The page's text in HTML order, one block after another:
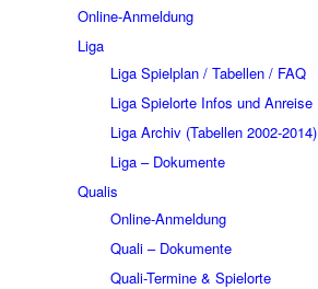
Online-Anmeldung
Liga
Liga Spielplan / Tabellen / FAQ
Liga Spielorte Infos und Anreise
Liga Archiv (Tabellen 2002-2014)
Liga – Dokumente
Qualis
Online-Anmeldung
Quali – Dokumente
Quali-Termine & Spielorte